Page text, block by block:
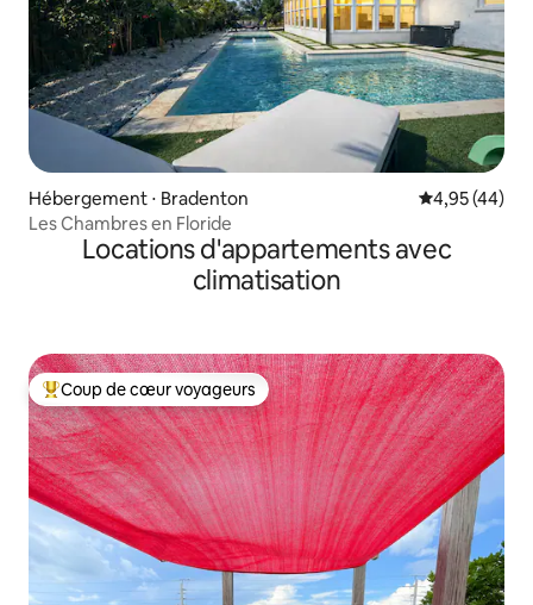
Hébergement ⋅ Bradenton Évaluation
4,95 (44)
Les Chambres en Floride
Locations d'appartements avec
climatisation
Coups de cœur voyageurs les plus appréciés
Coup de cœur voyageurs